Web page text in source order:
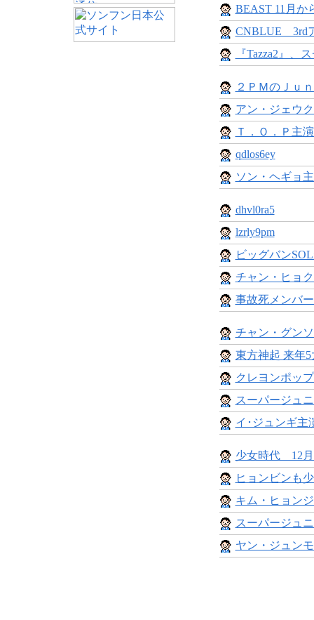
BEAST 11月か
CNBLUE 3rd
『Tazza2』、
２ＰＭのＪｕ
アン・ジェウ
Ｔ．Ｏ．Ｐ主
qdlos6ey
ソン・ヘギョ
dhvl0ra5
lzrly9pm
ビッグバン
チャン・ヒョ
事故死メンバ
チャン・グン
東方神起 来年
クレヨンポッ
スーパージュ
イ･ジュンギ主
少女時代 12月
ヒョンビンも
キム・ヒョン
スーパージュ
ヤン・ジュン